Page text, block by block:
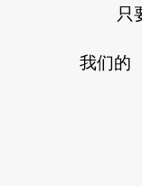
只
我们的